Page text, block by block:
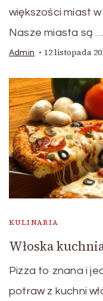
większości miast
Nasze miasta są …
Admin 12 listopada
KULINARIA
Włoska
Pizza to znana i
potraw z kuchni